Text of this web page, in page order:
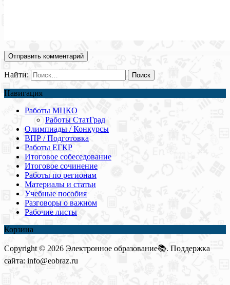
Найти:
Навигация
Работы МЦКО
Работы СтатГрад
Олимпиады / Конкурсы
ВПР / Подготовка
Работы ЕГКР
Итоговое собеседование
Итоговое сочинение
Работы по регионам
Материалы и статьи
Учебные пособия
Разговоры о важном
Рабочие листы
Корзина
Copyright © 2026 Электронное образование📚. Поддержка
сайта: info@eobraz.ru